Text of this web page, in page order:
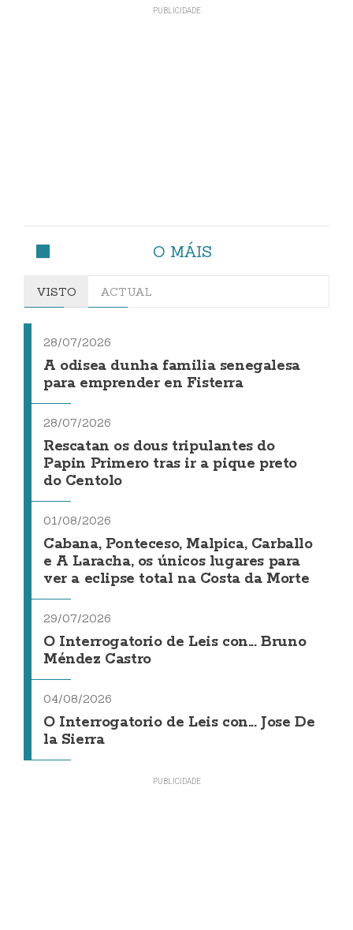
O MÁIS
VISTO ACTUAL
28/07/2026
A odisea dunha familia senegalesa
para emprender en Fisterra
28/07/2026
Rescatan os dous tripulantes do
Papin Primero tras ir a pique preto
do Centolo
01/08/2026
Cabana, Ponteceso, Malpica, Carballo
e A Laracha, os únicos lugares para
ver a eclipse total na Costa da Morte
29/07/2026
O Interrogatorio de Leis con... Bruno
Méndez Castro
04/08/2026
O Interrogatorio de Leis con... Jose De
la Sierra